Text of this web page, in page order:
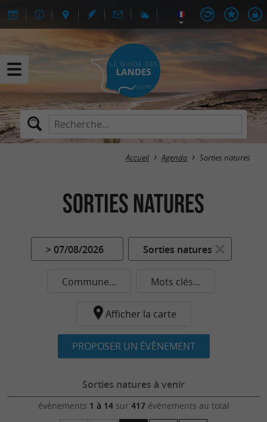
Accueil Agenda Sorties natures
Sorties natures
> 07/08/2026 Sorties natures
Commune... Mots clés...
Afficher la carte
PROPOSER UN ÉVÈNEMENT
Sorties natures à venir
évènements 1 à 14sur 417évènements au total